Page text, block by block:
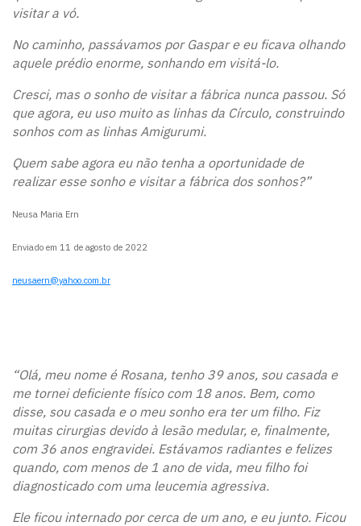
visitar a vó.
No caminho, passávamos por Gaspar e eu ficava olhando
aquele prédio enorme, sonhando em visitá-lo.
Cresci, mas o sonho de visitar a fábrica nunca passou. Só
que agora, eu uso muito as linhas da Círculo, construindo
sonhos com as linhas Amigurumi.
Quem sabe agora eu não tenha a oportunidade de
realizar esse sonho e visitar a fábrica dos sonhos?”
Neusa Maria Ern
Enviado em 11 de agosto de 2022
neusaern@yahoo.com.br
“Olá, meu nome é Rosana, tenho 39 anos, sou casada e
me tornei deficiente físico com 18 anos. Bem, como
disse, sou casada e o meu sonho era ter um filho. Fiz
muitas cirurgias devido à lesão medular, e, finalmente,
com 36 anos engravidei. Estávamos radiantes e felizes
quando, com menos de 1 ano de vida, meu filho foi
diagnosticado com uma leucemia agressiva.
Ele ficou internado por cerca de um ano, e eu junto. Ficou